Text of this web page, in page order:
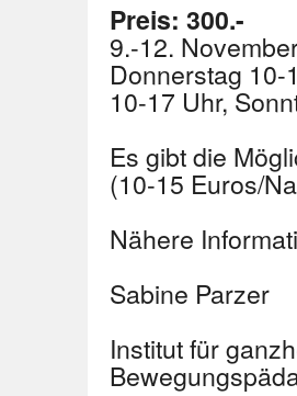
Preis: 300.-
9.-12.
Donnerstag 10-
10-17 Uhr,
Es gibt die
(10-15 Euros/
Nähere
Sabine Parzer
Institut für